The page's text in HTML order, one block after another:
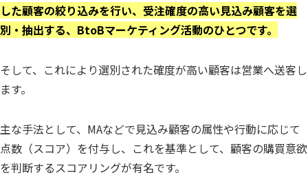
した顧客の絞り込みを行い、受注確度の高い見込み顧客を選
別・抽出する、BtoBマーケティング活動のひとつです。
そして、これにより選別された確度が高い顧客は営業へ送客し
ます。
主な手法として、MAなどで見込み顧客の属性や行動に応じて
点数（スコア）を付与し、これを基準として、顧客の購買意欲
を判断するスコアリングが有名です。